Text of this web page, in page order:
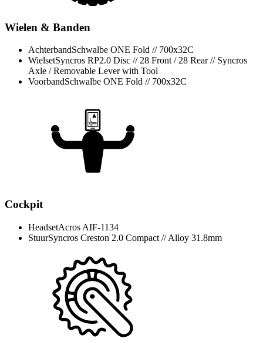
Wielen & Banden
AchterbandSchwalbe ONE Fold // 700x32C
WielsetSyncros RP2.0 Disc // 28 Front / 28 Rear // Syncros
Axle / Removable Lever with Tool
VoorbandSchwalbe ONE Fold // 700x32C
Cockpit
HeadsetAcros AIF-1134
StuurSyncros Creston 2.0 Compact // Alloy 31.8mm